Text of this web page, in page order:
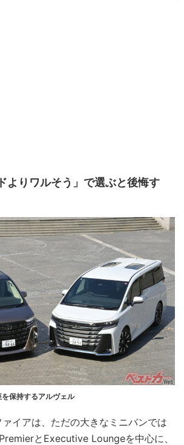
よりワルそう」で選ぶと後悔す
保持するアルヴェル
イアは、ただの大きなミニバンでは
とExecutive Loungeを中心に、